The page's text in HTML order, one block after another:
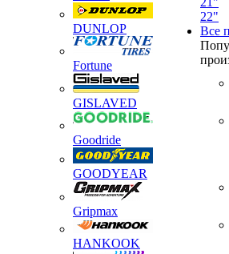
DUNLOP
Fortune
GISLAVED
Goodride
GOODYEAR
Gripmax
HANKOOK
22"
Все